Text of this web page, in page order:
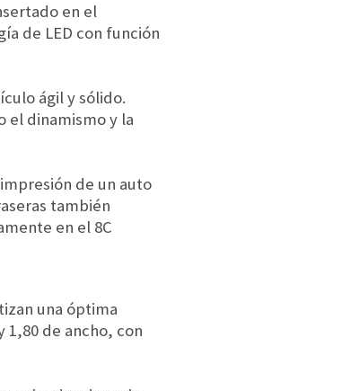
en el
de LED con función
ágil y sólido.
el dinamismo y la
de un auto
también
en el 8C
una óptima
1,80 de ancho, con